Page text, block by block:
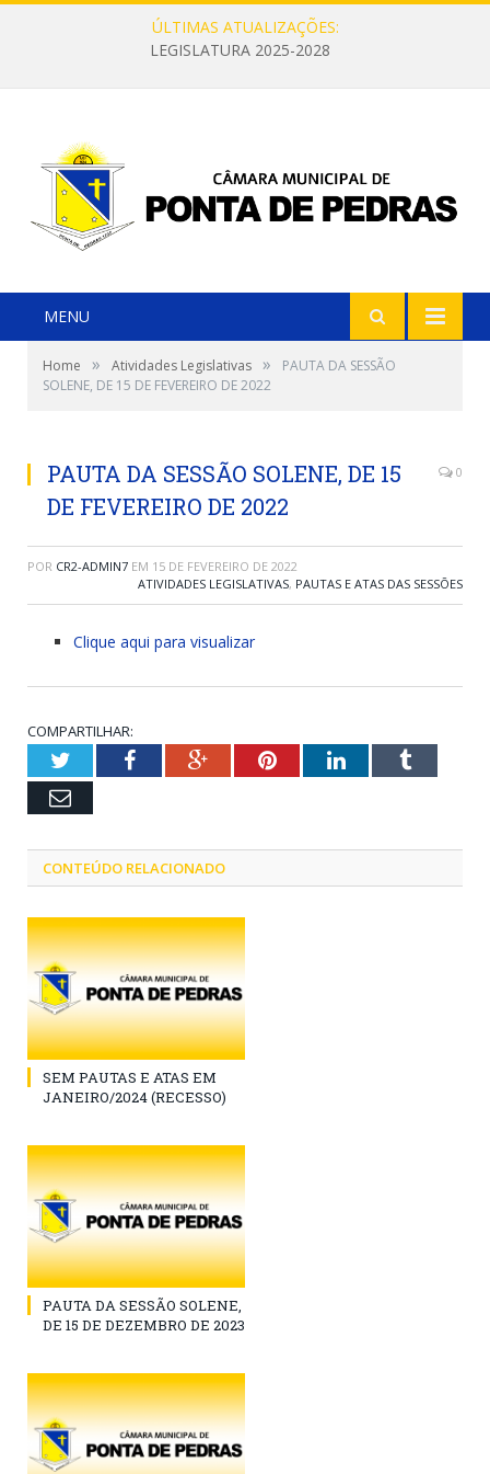
ÚLTIMAS ATUALIZAÇÕES:
LEGISLATURA 2025-2028
MENU
Home » Atividades Legislativas »
PAUTA DA SESSÃO
SOLENE, DE 15 DE FEVEREIRO DE 2022
PAUTA DA SESSÃO SOLENE, DE 15
DE FEVEREIRO DE 2022
0
POR CR2-ADMIN7 EM 15 DE FEVEREIRO DE 2022
ATIVIDADES LEGISLATIVAS, PAUTAS E ATAS DAS SESSÕES
Clique aqui para visualizar
COMPARTILHAR:
TwitterFacebookGoogle+PinterestLinkedInTumblr
Email
CONTEÚDO RELACIONADO
SEM PAUTAS E ATAS EM
JANEIRO/2024 (RECESSO)
PAUTA DA SESSÃO SOLENE,
DE 15 DE DEZEMBRO DE 2023